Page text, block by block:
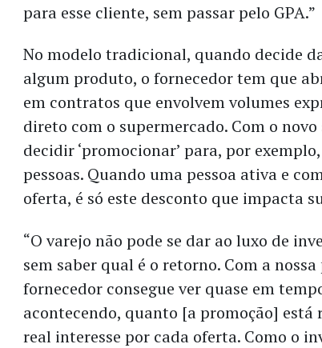
para esse cliente, sem passar pelo GPA.”
No modelo tradicional, quando decide
algum produto, o fornecedor tem que
em contratos que envolvem volumes
direto com o supermercado. Com o
decidir ‘promocionar’ para, por
pessoas. Quando uma pessoa ativa e
oferta, é só este desconto que impacta
“O varejo não pode se dar ao luxo de
sem saber qual é o retorno. Com a
fornecedor consegue ver quase em
acontecendo, quanto [a promoção] está
real interesse por cada oferta. Como o